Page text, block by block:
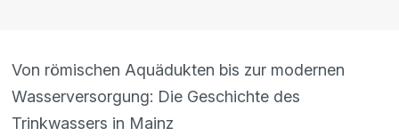
Von römischen Aquädukten bis zur modernen
Wasserversorgung: Die Geschichte des
Trinkwassers in Mainz